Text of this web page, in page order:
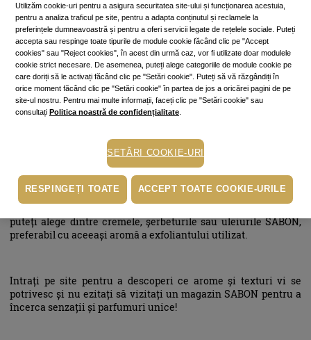
patchouli, lavandă, mango-kiwi, iasomie, lavandă-mere.
Aplicarea exfoliantului pe corp se face pe pielea curată, prin
fricţionare. Pentru un efect mai intens, vă puteți ajuta de o
perie de corp sau de o manușă loofa, pe care le găsiți tot la
SABON. De asemenea, este necesar ca pielea să fie umedă şi să
întindeti produsul cu mişcări circulare, insistând mai mult
Dupa finalizarea procedurii, este suficientă clătirea cu apă și
tamponarea ușoară a pielii cu un prosop, pentru a absorbi doar
apa, nu și uleiurile parfumate care rămân pe piele, hidratând-o.
Dacă mai simțiți nevoia aplicării unei loțiuni sau ulei de corp,
puteți alege dintre cremele, șerbeturile sau uleiurile SABON,
preferabil cu aceeași aromă a exfoliantului utilizat.
Intrați pe site pentru a descoperi ce arome și texturi vi se
potrivesc și nu ezitați să vizitați un magazin SABON pentru a
încerca senzații și parfumuri unice!
Utilizăm cookie-uri pentru a asigura securitatea site-ului și funcționarea acestuia,
pentru a analiza traficul pe site, pentru a adapta conținutul și reclamele la
preferințele dumneavoastră și pentru a oferi servicii legate de rețelele sociale. Puteți
accepta sau respinge toate tipurile de module cookie făcând clic pe "Accept
cookies" sau "Reject cookies", în acest din urmă caz, vor fi utilizate doar modulele
cookie strict necesare. De asemenea, puteți alege categoriile de module cookie pe
care doriți să le activați făcând clic pe "Setări cookie". Puteți să vă răzgândiți în
orice moment făcând clic pe "Setări cookie" în partea de jos a oricărei pagini de pe
site-ul nostru. Pentru mai multe informații, faceți clic pe "Setări cookie" sau
consultați Politica noastră de confidențialitate
SETĂRI COOKIE-URI
RESPINGEȚI TOATE ACCEPT TOATE COOKIE-URILE